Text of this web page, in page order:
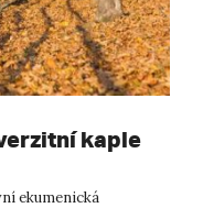
kaple
ekumenická